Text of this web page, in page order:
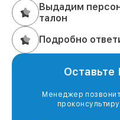
Выдадим
талон
Подробно
Оставьте
Менеджер